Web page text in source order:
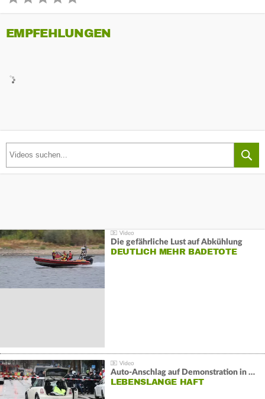
EMPFEHLUNGEN
Die gefährliche Lust auf Abkühlung
DEUTLICH MEHR BADETOTE
Auto-Anschlag auf Demonstration in München:
LEBENSLANGE HAFT